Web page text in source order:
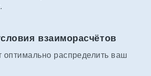
взаиморасчётов
оптимально распределить ваш